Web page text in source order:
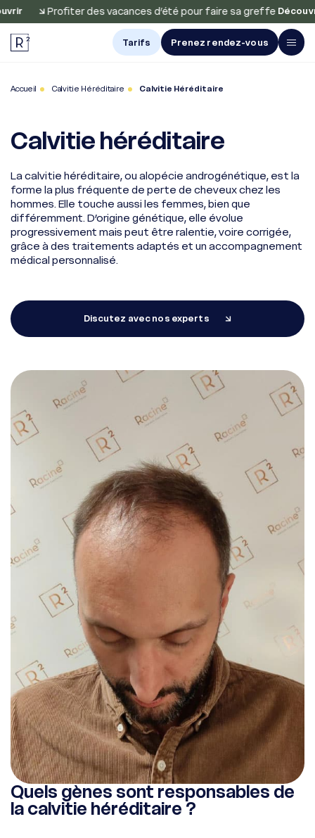
Profiter des vacances d’été pour faire sa greffe Découvrir
Avis et
Greffe de
cheveux
Greffe
de barbe
Greffe
de sourcils
Traitements
Nos centres
Diagnostic en ligne
EN FR
Tarifs
Prenez rendez-vous
Tarifs Prenez rendez-vous
Accueil Calvitie Héréditaire Calvitie Héréditaire
Calvitie héréditaire
La calvitie héréditaire, ou alopécie androgénétique, est la
forme la plus fréquente de perte de cheveux chez les
hommes. Elle touche aussi les femmes, bien que
différemment. D’origine génétique, elle évolue
progressivement mais peut être ralentie, voire corrigée,
grâce à des traitements adaptés et un accompagnement
médical personnalisé.
Discutez avec nos experts
Quels gènes sont responsables de
la calvitie héréditaire ?